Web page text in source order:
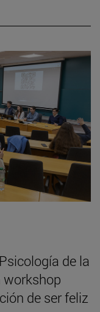
de la
workshop
de ser feliz